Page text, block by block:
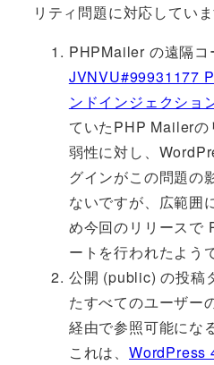
リティ問題に対応していま
PHPMailer の遠隔コ
JVNVU#99931177
ンドインジェクショ
ていたPHP Mailerの
弱性に対し、
グインがこの問題の
ないですが、広範囲
め今回のリリースで
ートを行われたよう
公開 (public) の投稿
たすべてのユーザー
経由で参照可能にな
これは、 WordPress